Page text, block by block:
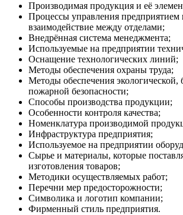
Производимая продукция и её
Процессы управления предприятием
взаимодействие между отделами;
Внедрённая система менеджмента;
Используемые на предприятии
Оснащение технологических линий;
Методы обеспечения охраны труда;
Методы обеспечения экологической,
пожарной безопасности;
Способы производства продукции;
Особенности контроля качества;
Номенклатура производимой
Инфраструктура предприятия;
Используемое на предприятии
Сырье и материалы, которые
изготовления товаров;
Методики осуществляемых работ;
Перечни мер предосторожности;
Символика и логотип компании;
Фирменный стиль предприятия.